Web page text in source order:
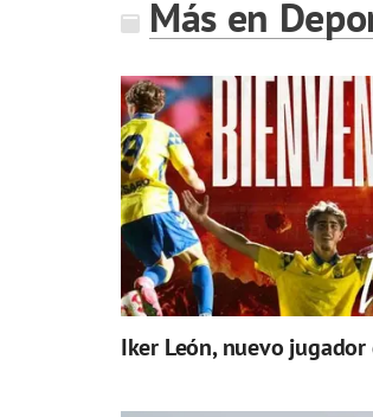
Más en
Iker León, nuevo jugador